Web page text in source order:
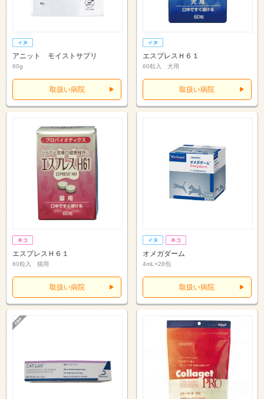
アニット モイストサプリ
60g
取扱い病院
エスプレスＨ６１
60粒入 犬用
取扱い病院
エスプレスＨ６１
60粒入 猫用
取扱い病院
オメガダーム
4mL×28包
取扱い病院